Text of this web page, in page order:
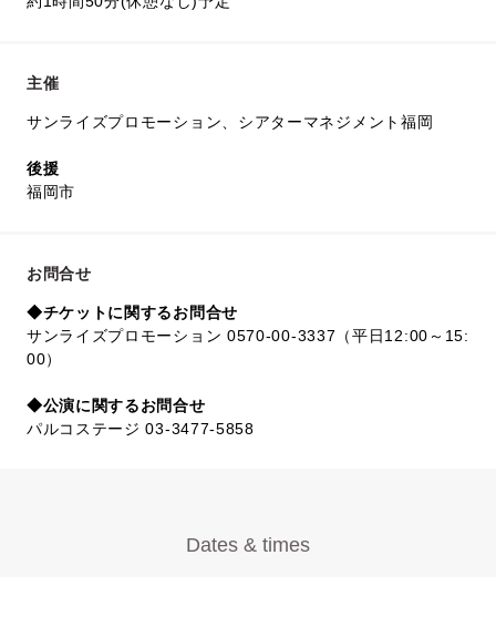
主催
サンライズプロモーション、シアターマネジメント福岡
後援
福岡市
お問合せ
◆チケットに関するお問合せ
サンライズプロモーション 0570-00-3337（平日12:00～15:
00）
◆公演に関するお問合せ
パルコステージ 03-3477-5858
Dates & times